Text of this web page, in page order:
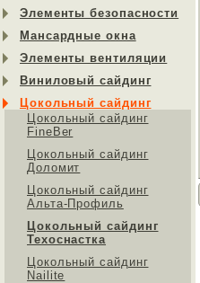
Элементы безопасности
Мансардные окна
Элементы вентиляции
Виниловый сайдинг
Цокольный сайдинг
Цокольный сайдинг
FineBer
Цокольный сайдинг
Доломит
Цокольный сайдинг
Альта-Профиль
Цокольный сайдинг
Техоснастка
Цокольный сайдинг
Nailite